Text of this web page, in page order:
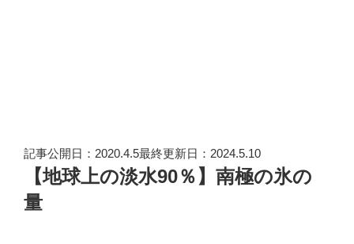
記事公開日：2020.4.5最終更新日：2024.5.10
【地球上の淡水90％】南極の氷の
量